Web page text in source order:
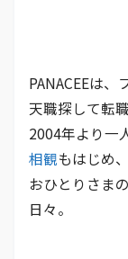
PANACEEは、
天職探して転
2004年より一
相観もはじめ
おひとりさま
日々。